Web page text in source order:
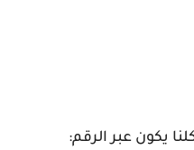
يكون عبر الرقم: